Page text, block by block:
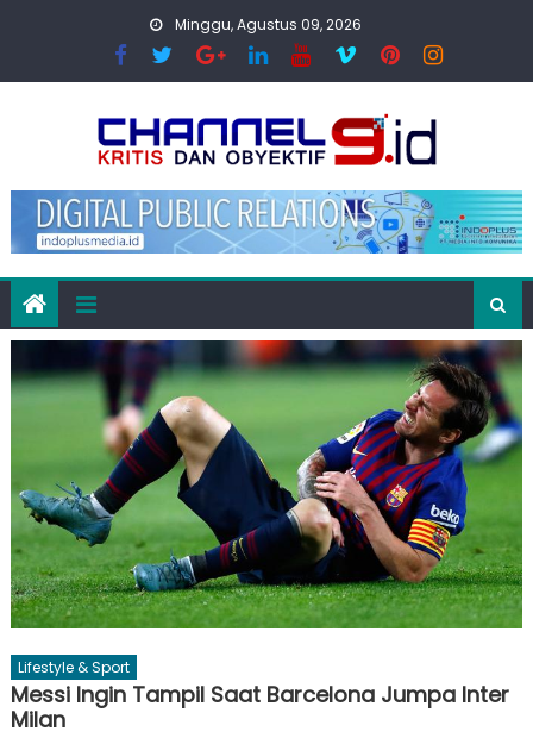
Minggu, Agustus 09, 2026
Lifestyle & Sport
Messi Ingin Tampil Saat Barcelona Jumpa Inter
Milan